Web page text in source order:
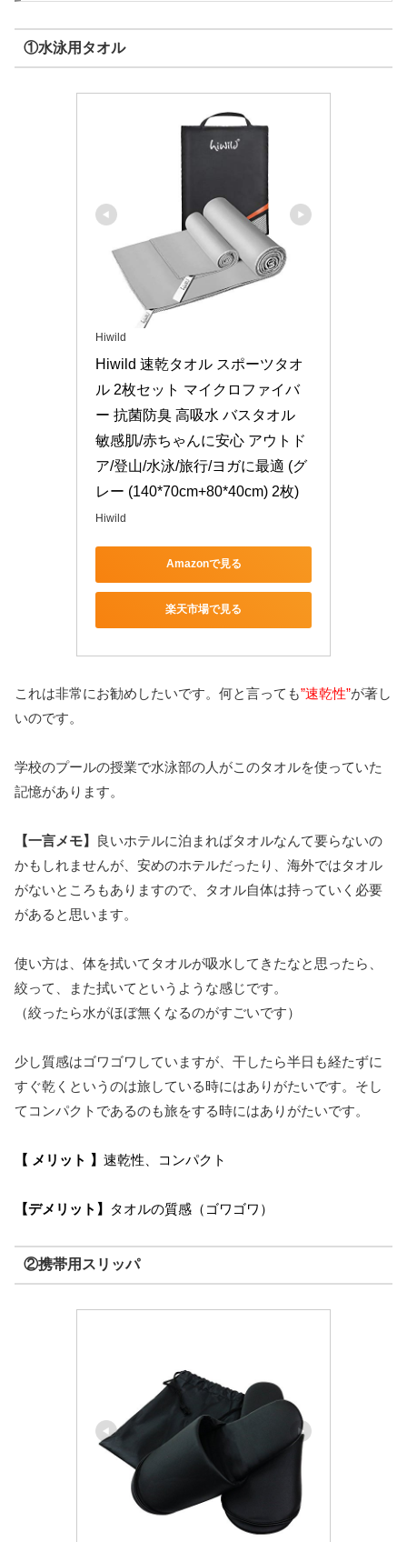
①水泳用タオル
Hiwild
Hiwild 速乾タオル スポーツタオ
ル 2枚セット マイクロファイバ
ー 抗菌防臭 高吸水 バスタオル
敏感肌/赤ちゃんに安心 アウトド
ア/登山/水泳/旅行/ヨガに最適 (グ
レー (140*70cm+80*40cm) 2枚)
Hiwild
Amazonで見る
楽天市場で見る
これは非常にお勧めしたいです。何と言っても”速乾性”が著し
いのです。
学校のプールの授業で水泳部の人がこのタオルを使っていた
記憶があります。
【一言メモ】
良いホテルに泊まればタオルなんて要らないの
かもしれませんが、安めのホテルだったり、海外ではタオル
がないところもありますので、タオル自体は持っていく必要
があると思います。
使い方は、体を拭いてタオルが吸水してきたなと思ったら、
絞って、また拭いてというような感じです。
（絞ったら水がほぼ無くなるのがすごいです）
少し質感はゴワゴワしていますが、干したら半日も経たずに
すぐ乾くというのは旅している時にはありがたいです。そし
てコンパクトであるのも旅をする時にはありがたいです。
【 メリット 】 速乾性、コンパクト
【デメリット】 タオルの質感（ゴワゴワ）
②携帯用スリッパ